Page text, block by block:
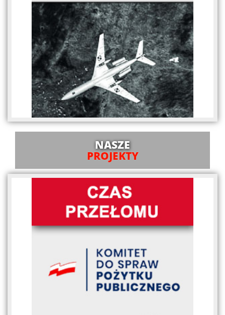
NASZE
PROJEKTY